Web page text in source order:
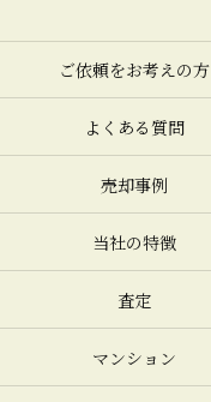
ご依頼をお考えの方
よくある質問
売却事例
当社の特徴
査定
マンション